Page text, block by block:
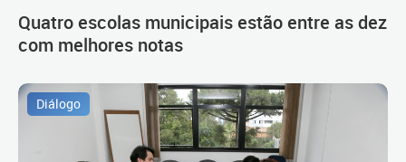
Quatro escolas municipais estão entre as dez
com melhores notas
Diálogo